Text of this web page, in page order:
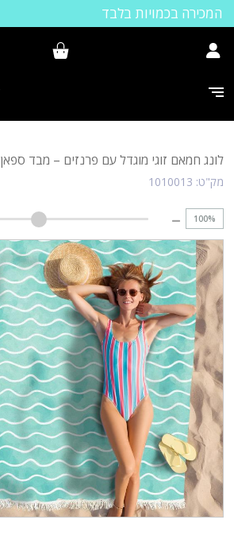
המכירה בכמויות בלבד
לונג חמאם זוגי מוגדל עם פרנזים – מבד ספאן
מק"ט: 1010013
100%